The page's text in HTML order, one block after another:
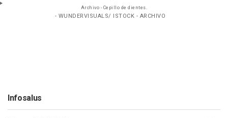
Archivo - Cepillo de dientes.
- WUNDERVISUALS/ ISTOCK - ARCHIVO
Infosalus